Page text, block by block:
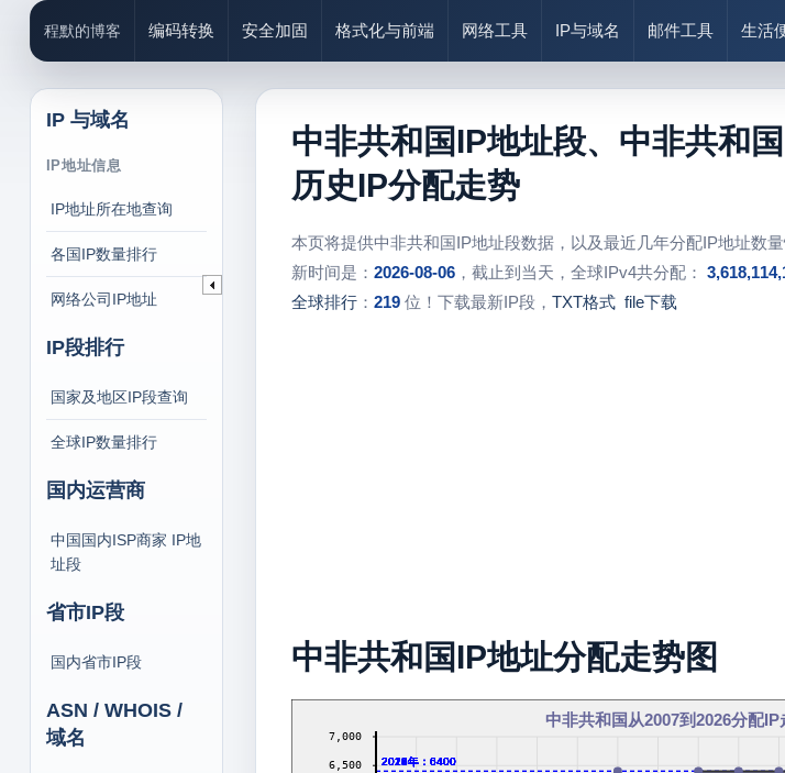
程默的博客 编码转换 安全加固 格式化与前端 网络工具 IP与域名 邮件工具 生活
IP 与域名
IP地址信息
IP地址所在地查询
各国IP数量排行
网络公司IP地址
IP段排行
国家及地区IP段查询
全球IP数量排行
国内运营商
中国国内ISP商家 IP地
址段
省市IP段
国内省市IP段
ASN / WHOIS /
域名
中非共和国IP地址段、中非共和
历史IP分配走势
本页将提供中非共和国IP地址段数据，以及最近几年分配IP地址数
新时间是： 2026-08-06，截止到当天，全球IPv4共分配：
全球排行： 219位！下载最新IP段， TXT格式 file下载
中非共和国IP地址分配走势图
中非共和国从2007到2026分配IP
2013年：6400
2016年：6400
2017年：6400
2018年：6400
2019年：6400
2020年：6400
2021年：6400
2022年：6400
2023年：6400
2024年：6400
2026年：6400
6,500
7,000